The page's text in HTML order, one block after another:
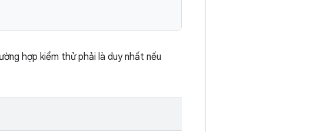
hợp kiểm thử phải là duy nhất nếu